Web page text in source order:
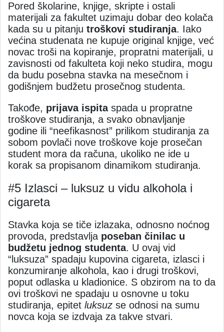
Pored školarine, knjige, skripte i ostali
materijali za fakultet uzimaju dobar deo kolača
kada su u pitanju troškovi studiranja. Iako
većina studenata ne kupuje original knjige, već
novac troši na kopiranje, propratni materijali, u
zavisnosti od fakulteta koji neko studira, mogu
da budu posebna stavka na mesečnom i
godišnjem budžetu prosečnog studenta.
Takođe, prijava ispita spada u propratne
troškove studiranja, a svako obnavljanje
godine ili “neefikasnost” prilikom studiranja za
sobom povlači nove troškove koje prosečan
student mora da računa, ukoliko ne ide u
korak sa propisanom dinamikom studiranja.
#5 Izlasci – luksuz u vidu alkohola i
cigareta
Stavka koja se tiče izlazaka, odnosno noćnog
provoda, predstavlja poseban činilac u
budžetu jednog studenta. U ovaj vid
“luksuza” spadaju kupovina cigareta, izlasci i
konzumiranje alkohola, kao i drugi troškovi,
poput odlaska u kladionice. S obzirom na to da
ovi troškovi ne spadaju u osnovne u toku
studiranja, epitet luksuz se odnosi na sumu
novca koja se izdvaja za takve stvari.